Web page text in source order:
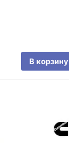
В корзину